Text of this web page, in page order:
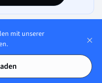
mit unserer